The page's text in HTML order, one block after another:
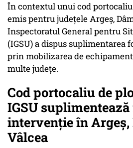
În contextul unui cod
emis pentru județele Argeș,
Inspectoratul General pentru
(IGSU) a dispus suplimentarea
prin mobilizarea de
multe județe.
Cod portocaliu de
IGSU
intervenție în
Vâlcea